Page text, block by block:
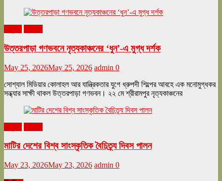
উত্তরপাড়া গণভবনে নৃত্যকাঞ্চনের ‘ধুন’-এ মুগ্ধ দর্শক
May 25, 2026May 25, 2026 admin 0
সোশ্যাল মিডিয়ার কোলাহল আর যান্ত্রিকতার যুগে ধ্রুপদী শিল্পের আবহে এক মনোমুগ্ধকর
সন্ধ্যার সাক্ষী থাকল উত্তরপাড়া গণভবন। ২২ মে শ্রীরামপুর নৃত্যকাঞ্চনের
মাটির দেশের বিশ্ব সাংস্কৃতিক বৈচিত্র্য দিবস পালন
May 23, 2026May 23, 2026 admin 0